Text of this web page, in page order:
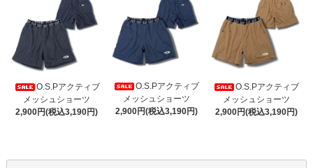
O.S.Pアクティブ
メッシュショーツ
2,900円(税込3,190円)
O.S.Pアクティブ
メッシュショーツ
2,900円(税込3,190円)
O.S.Pアクティブ
メッシュショーツ
2,900円(税込3,190円)